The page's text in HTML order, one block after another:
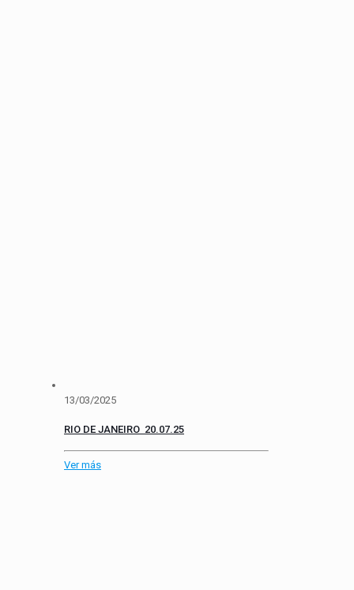
13/03/2025
RIO DE JANEIRO 20.07.25
Ver más